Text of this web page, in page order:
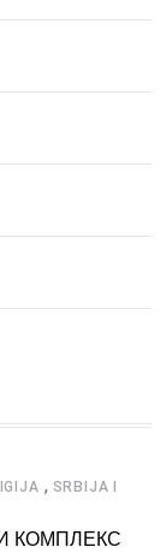
, SRBIJA I
КОМПЛЕКС